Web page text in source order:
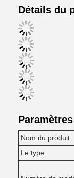
Détails du
Nom du produit
Le type